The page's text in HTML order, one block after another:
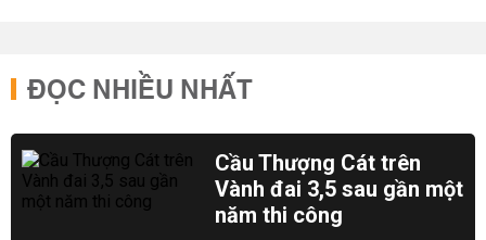
ĐỌC NHIỀU NHẤT
Cầu Thượng Cát trên
Vành đai 3,5 sau gần một
năm thi công